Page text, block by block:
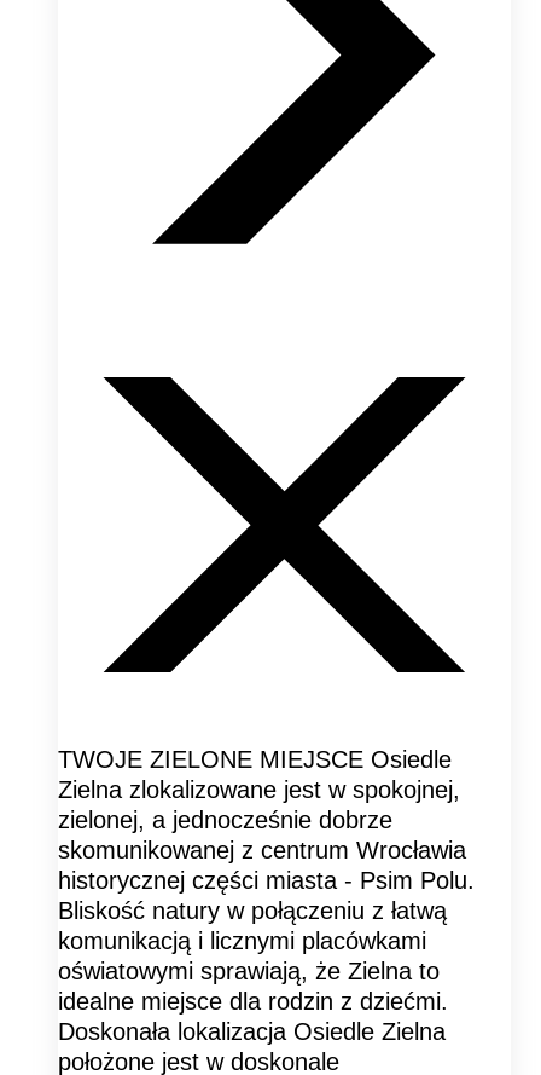
TWOJE ZIELONE MIEJSCE Osiedle
Zielna zlokalizowane jest w spokojnej,
zielonej, a jednocześnie dobrze
skomunikowanej z centrum Wrocławia
historycznej części miasta - Psim Polu.
Bliskość natury w połączeniu z łatwą
komunikacją i licznymi placówkami
oświatowymi sprawiają, że Zielna to
idealne miejsce dla rodzin z dziećmi.
Doskonała lokalizacja Osiedle Zielna
położone jest w doskonale